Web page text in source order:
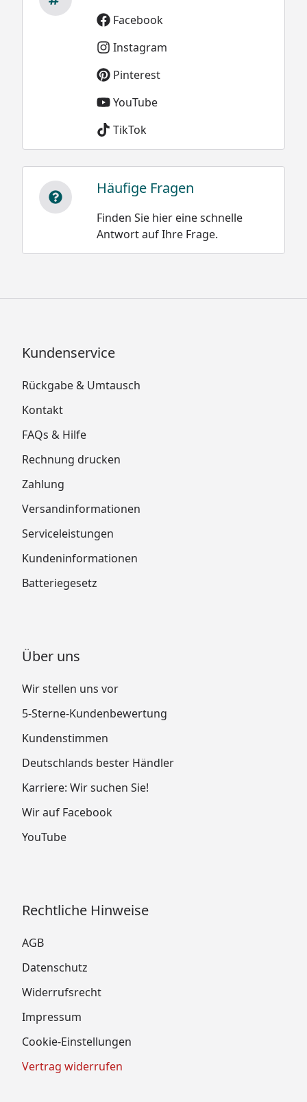
Facebook
Instagram
Pinterest
YouTube
TikTok
Häufige Fragen
Finden Sie hier eine schnelle
Antwort auf Ihre Frage.
Kundenservice
Rückgabe & Umtausch
Kontakt
FAQs & Hilfe
Rechnung drucken
Zahlung
Versandinformationen
Serviceleistungen
Kundeninformationen
Batteriegesetz
Über uns
Wir stellen uns vor
5-Sterne-Kundenbewertung
Kundenstimmen
Deutschlands bester Händler
Karriere: Wir suchen Sie!
Wir auf Facebook
YouTube
Rechtliche Hinweise
AGB
Datenschutz
Widerrufsrecht
Impressum
Cookie-Einstellungen
Vertrag widerrufen